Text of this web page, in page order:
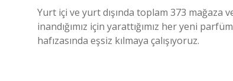
Yurt içi ve yurt dışında toplam 373
inandığımız için yarattığımız her yeni
hafızasında eşsiz kılmaya çalışıyoruz.